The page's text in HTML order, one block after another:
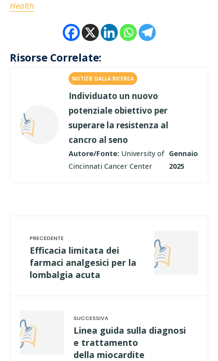
Health
Risorse Correlate:
NOTIZIE DALLA RICERCA
Individuato un nuovo
potenziale obiettivo per
superare la resistenza al
cancro al seno
Autore/Fonte: University of
Cincinnati Cancer Center
Gennaio
2025
Efficacia limitata dei
farmaci analgesici per la
lombalgia acuta
Linea guida sulla diagnosi
e trattamento
della miocardite